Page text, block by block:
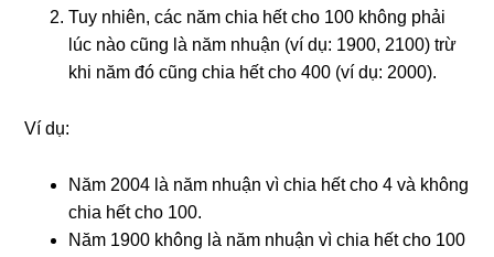
Tuy nhiên, các năm chia hết cho 100 không phải
lúc nào cũng là năm nhuận (ví dụ: 1900, 2100) trừ
khi năm đó cũng chia hết cho 400 (ví dụ: 2000).
Ví dụ:
Năm 2004 là năm nhuận vì chia hết cho 4 và không
chia hết cho 100.
Năm 1900 không là năm nhuận vì chia hết cho 100